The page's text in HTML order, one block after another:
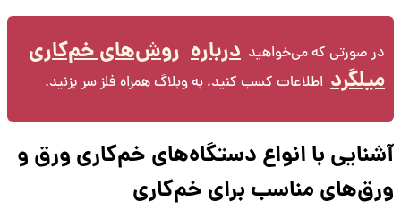
در صورتی که می‌خواهید درباره روش‌های خم‌کاری
میلگرد اطلاعات کسب کنید، به وبلاگ همراه فلز سر بزنید.
آشنایی با انواع دستگاه‌های خم‌کاری ورق و
ورق‌های مناسب برای خم‌کاری